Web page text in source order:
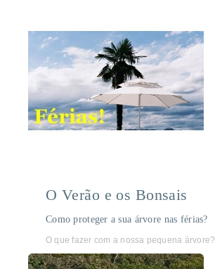
O Verão e os Bonsais
Como proteger a sua árvore nas férias?
O que fazer com a nossa pequena árvore?